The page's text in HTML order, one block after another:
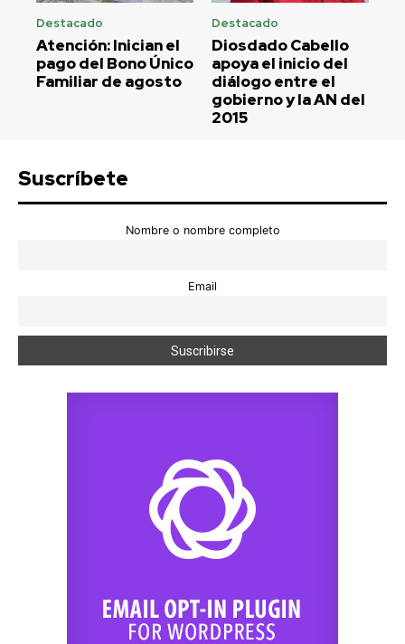
Destacado
Atención: Inician el
pago del Bono Único
Familiar de agosto
Destacado
Diosdado Cabello
apoya el inicio del
diálogo entre el
gobierno y la AN del
2015
Suscríbete
Nombre o nombre completo
Email